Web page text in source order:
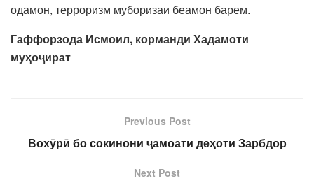
одамон, терроризм муборизаи беамон барем.
Гаффорзода Исмоил, корманди Хадамоти
муҳоҷират
Previous Post
Вохӯрӣ бо сокинони ҷамоати деҳоти Зарбдор
Next Post